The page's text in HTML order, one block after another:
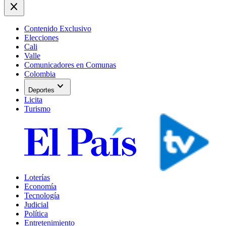
close
Contenido Exclusivo
Elecciones
Cali
Valle
Comunicadores en Comunas
Colombia
Deportes expand_more
Licita
Turismo
Loterías
Economía
Tecnología
Judicial
Política
Entretenimiento